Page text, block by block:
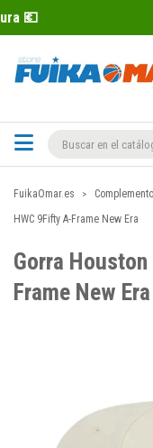
FuikaOmar.es
HWC 9Fifty A-Frame New Era
Gorra
Frame New Era